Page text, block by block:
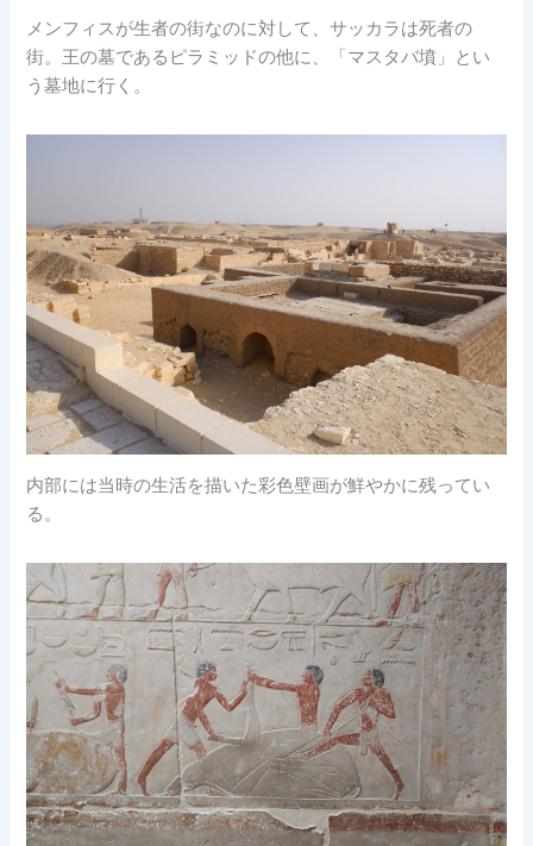
メンフィスが生者の街なのに対して、サッカラは死者の
街。王の墓であるピラミッドの他に、「マスタバ墳」とい
う墓地に行く。
内部には当時の生活を描いた彩色壁画が鮮やかに残ってい
る。